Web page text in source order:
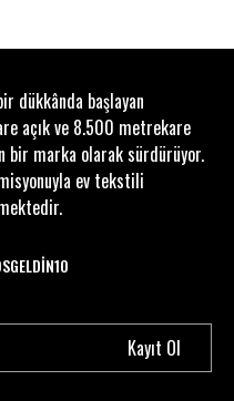
dükkânda başlayan
açık ve 8.500 metrekare
bir marka olarak sürdürüyor.
ev tekstili
Kayıt Ol